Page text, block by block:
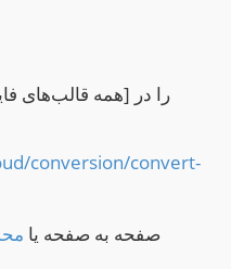
conversion/convert-
تبدیل CF2 به DXF صفحه به صفحه یا